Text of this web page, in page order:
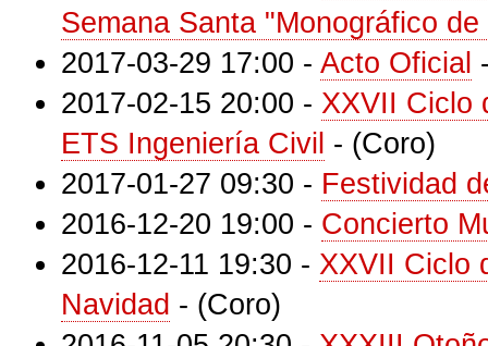
Semana Santa "Monográfico
2017-03-29 17:00 - Acto Oficial
2017-02-15 20:00 - XXVII Ciclo
ETS Ingeniería Civil - (Coro)
2017-01-27 09:30 - Festividad
2016-12-20 19:00 - Concierto
2016-12-11 19:30 - XXVII Ciclo
Navidad - (Coro)